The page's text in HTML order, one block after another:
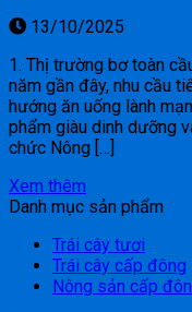
13/10/2025
1. Thị trường bơ toàn
năm gần đây, nhu cầu
hướng ăn uống lành
phẩm giàu dinh dưỡng
chức Nông […]
Xem thêm
Danh mục sản phẩm
Trái cây tươi
Trái cây cấp đông
Nông sản cấp